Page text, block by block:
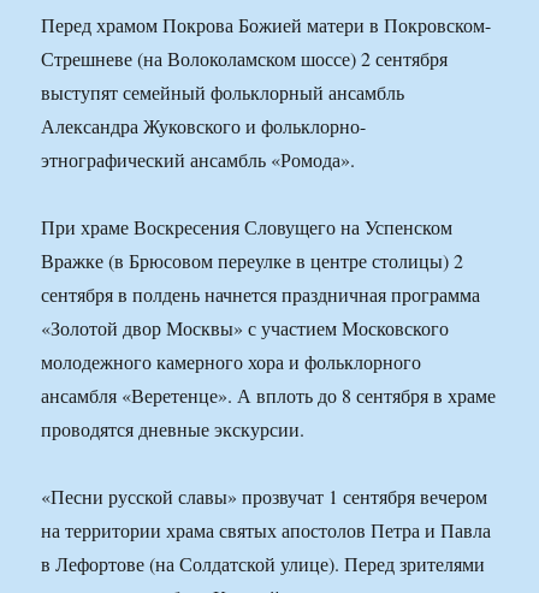
Перед храмом Покрова Божией матери в Покровском-
Стрешневе (на Волоколамском шоссе) 2 сентября
выступят семейный фольклорный ансамбль
Александра Жуковского и фольклорно-
этнографический ансамбль «Ромода».
При храме Воскресения Словущего на Успенском
Вражке (в Брюсовом переулке в центре столицы) 2
сентября в полдень начнется праздничная программа
«Золотой двор Москвы» с участием Московского
молодежного камерного хора и фольклорного
ансамбля «Веретенце». А вплоть до 8 сентября в храме
проводятся дневные экскурсии.
«Песни русской славы» прозвучат 1 сентября вечером
на территории храма святых апостолов Петра и Павла
в Лефортове (на Солдатской улице). Перед зрителями